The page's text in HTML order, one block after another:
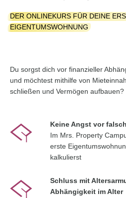
DER ONLINEKURS FÜR DEINE
EIGENTUMSWOHNUNG
Du sorgst dich vor finanzieller
und möchtest mithilfe von
schließen und Vermögen aufbauen?
Keine Angst vor
Im Mrs. Property
erste
kalkulierst
Schluss mit
Abhängigkeit im Alter